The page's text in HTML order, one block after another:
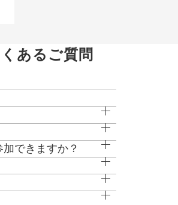
ショップが同ビル13Fに併
扱いブランド】プロノビア
セスカ／アナスイ／ローラ
が自由自在にコーディネー
トランSORAディナー券2万
有
あるご質問
案をいたします。
できますか？
可能です。
。